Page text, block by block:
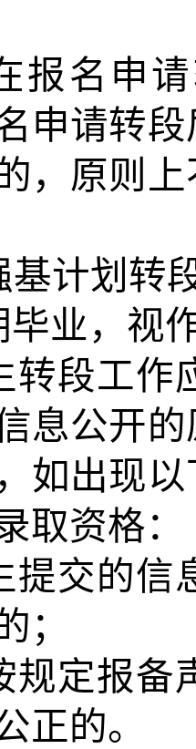
报名申
申请转
，原则
基计划转
毕业，视
转段工作
息公开
如出现
取资格：
提交的
；
规定报
正的。